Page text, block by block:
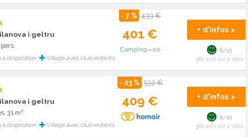
i geltru
disposition Village avec club enfants
- 7 % 433 €
401 € + d'infos >
8/10
561 avis sur 2 sites
i geltru
31 m²
disposition Village avec club enfants
- 23 % 532 €
409 € + d'infos >
8/10
561 avis sur 2 sites